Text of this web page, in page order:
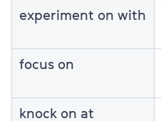
experiment on with
focus on
knock on at